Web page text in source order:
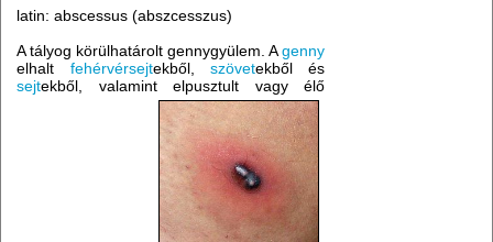
latin: abscessus (abszcesszus)
A tályog körülhatárolt gennygyülem. Agenny
elhalt fehérvérsejtekből,szövetekből és
sejtekből, valamint elpusztult vagy élő